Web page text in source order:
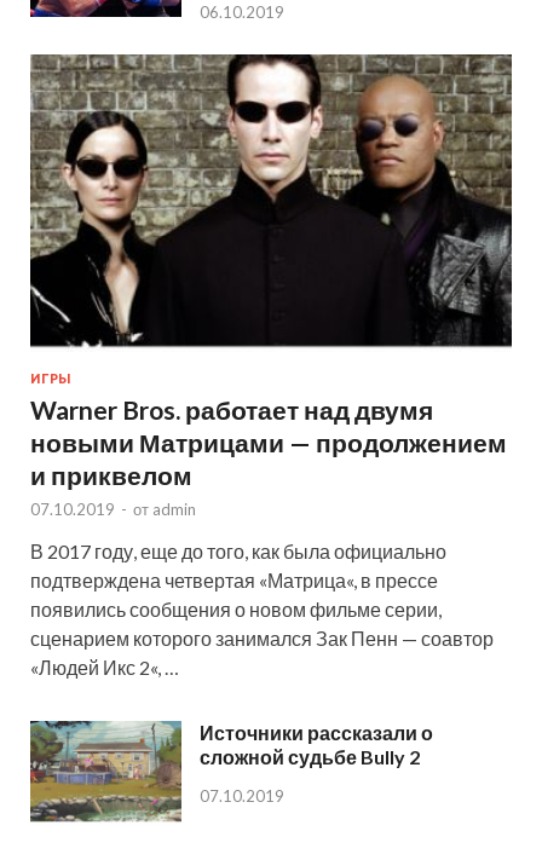
06.10.2019
ИГРЫ
Warner Bros. работает над двумя
новыми Матрицами — продолжением
и приквелом
07.10.2019 - от admin
В 2017 году, еще до того, как была официально
подтверждена четвертая «Матрица«, в прессе
появились сообщения о новом фильме серии,
сценарием которого занимался Зак Пенн — соавтор
«Людей Икс 2«, …
Источники рассказали о
сложной судьбе Bully 2
07.10.2019